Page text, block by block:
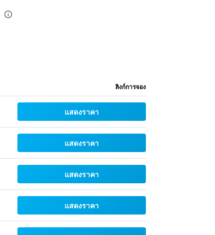
ลิงก์การจอง
แสดงราคา
แสดงราคา
แสดงราคา
แสดงราคา